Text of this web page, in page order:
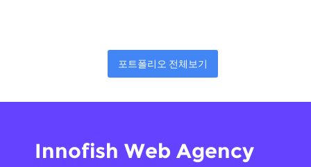
포트폴리오 전체보기
Innofish Web Agency